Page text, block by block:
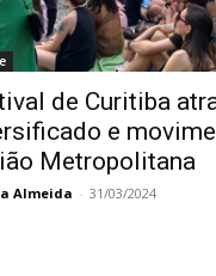
de Curitiba
e
Metropolitana
Almeida - 31/03/2024